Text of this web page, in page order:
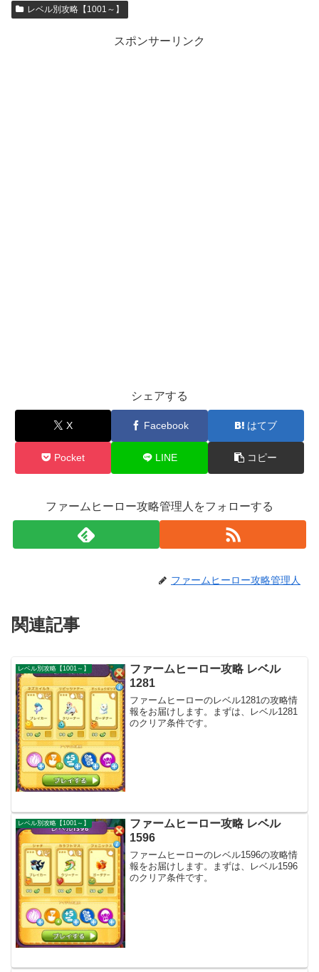
レベル別攻略【1001～】
スポンサーリンク
シェアする
X Facebook はてブ
Pocket LINE コピー
ファームヒーロー攻略管理人をフォローする
ファームヒーロー攻略管理人
関連記事
レベル別攻略【1001～】
ファームヒーロー攻略 レベル
1281
ファームヒーローのレベル1281の攻略情
報をお届けします。まずは、レベル1281
のクリア条件です。
レベル別攻略【1001～】
ファームヒーロー攻略 レベル
1596
ファームヒーローのレベル1596の攻略情
報をお届けします。まずは、レベル1596
のクリア条件です。